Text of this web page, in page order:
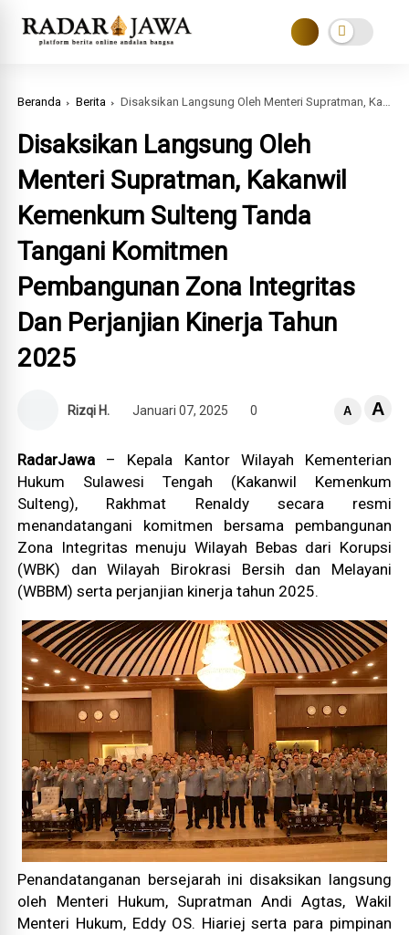
Beranda Berita Disaksikan Langsung Oleh Menteri Supratman, Kakanwil Kemenkum Sulteng Tanda Tangani Komitmen Pembangunan Zona Integritas Dan Perjanjian Kinerja Tahun 2025
Disaksikan Langsung Oleh
Menteri Supratman, Kakanwil
Kemenkum Sulteng Tanda
Tangani Komitmen
Pembangunan Zona Integritas
Dan Perjanjian Kinerja Tahun
2025
Rizqi H. Januari 07, 2025 0 A A
RadarJawa – Kepala Kantor Wilayah Kementerian
Hukum Sulawesi Tengah (Kakanwil Kemenkum
Sulteng), Rakhmat Renaldy secara resmi
menandatangani komitmen bersama pembangunan
Zona Integritas menuju Wilayah Bebas dari Korupsi
(WBK) dan Wilayah Birokrasi Bersih dan Melayani
(WBBM) serta perjanjian kinerja tahun 2025.
Penandatanganan bersejarah ini disaksikan langsung
oleh Menteri Hukum, Supratman Andi Agtas, Wakil
Menteri Hukum, Eddy OS. Hiariej serta para pimpinan